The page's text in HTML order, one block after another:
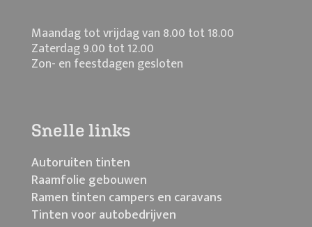
Maandag tot vrijdag van 8.00 tot 18.00
Zaterdag 9.00 tot 12.00
Zon- en feestdagen gesloten
Snelle links
Autoruiten tinten
Raamfolie gebouwen
Ramen tinten campers en caravans
Tinten voor autobedrijven